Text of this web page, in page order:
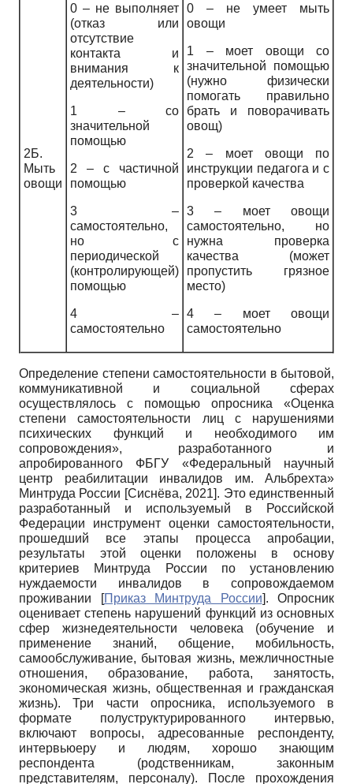
2Б.
Мыть
овощи
0 – не выполняет
(отказ или
отсутствие
контакта и
внимания к
деятельности)
1 – со
значительной
помощью
2 – с частичной
помощью
3 –
самостоятельно,
но с
периодической
(контролирующей)
помощью
4 –
самостоятельно
0 – не умеет мыть
овощи
1 – моет овощи со
значительной помощью
(нужно физически
помогать правильно
брать и поворачивать
овощ)
2 – моет овощи по
инструкции педагога и с
проверкой качества
3 – моет овощи
самостоятельно, но
нужна проверка
качества (может
пропустить грязное
место)
4 – моет овощи
самостоятельно
Определение степени самостоятельности в бытовой,
коммуникативной и социальной сферах
осуществлялось с помощью опросника «Оценка
степени самостоятельности лиц с нарушениями
психических функций и необходимого им
сопровождения», разработанного и
апробированного ФБГУ «Федеральный научный
центр реабилитации инвалидов им. Альбрехта»
Минтруда России [Сиснёва, 2021]. Это единственный
разработанный и используемый в Российской
Федерации инструмент оценки самостоятельности,
прошедший все этапы процесса апробации,
результаты этой оценки положены в основу
критериев Минтруда России по установлению
нуждаемости инвалидов в сопровождаемом
проживании
[Приказ Минтруда России]. Опросник
оценивает степень нарушений функций из основных
сфер жизнедеятельности человека (обучение и
применение знаний, общение, мобильность,
самообслуживание, бытовая жизнь, межличностные
отношения, образование, работа, занятость,
экономическая жизнь, общественная и гражданская
жизнь). Три части опросника, используемого в
формате полуструктурированного интервью,
включают вопросы, адресованные респонденту,
интервьюеру и людям, хорошо знающим
респондента (родственникам, законным
представителям, персоналу). После прохождения